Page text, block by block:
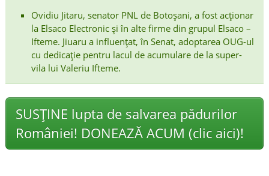
Ovidiu Jitaru, senator PNL de Botoșani, a fost acționar
la Elsaco Electronic și în alte firme din grupul Elsaco –
Ifteme. Jiuaru a influențat, în Senat, adoptarea OUG-ul
cu dedicație pentru lacul de acumulare de la super-
vila lui Valeriu Ifteme.
SUSȚINE lupta de salvarea pădurilor
României! DONEAZĂ ACUM (clic aici)!